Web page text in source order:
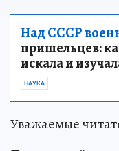
Над СССР
пришельцев:
искала и
НАУКА
Уважаемые